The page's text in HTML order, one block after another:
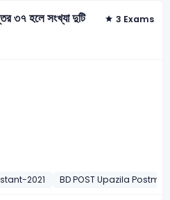
৩৭ হলে সংখ্যা দুটি
3 Exams
2021 BD POST Upazila